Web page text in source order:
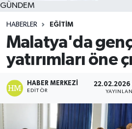
GÜNDEM
HABERLER EĞİTİM
Malatya'da
yatırımları öne
HABER MERKEZI
EDITÖR
22.02.2026
MAGAZİN
YAŞAM
Tüm Manşetler
Son Dakika Haberleri
Haber Arşivi